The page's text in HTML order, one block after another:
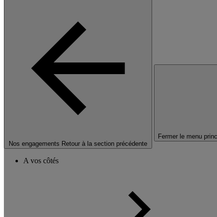
Nos engagements Retour à la section précédente
Fermer le menu
A vos côtés